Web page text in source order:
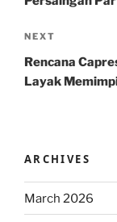
Next
Post
NEXT
Rencana
Layak
ARCHIVES
March 2026